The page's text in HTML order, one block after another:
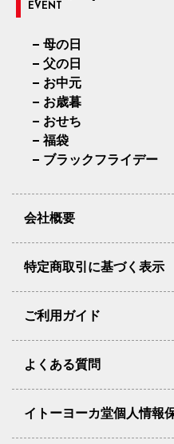
EVENT
母の日
父の日
お中元
お歳暮
おせち
福袋
ブラックフライデー
会社概要
特定商取引に基づく表示
ご利用ガイド
よくある質問
イトーヨーカ堂個人情報